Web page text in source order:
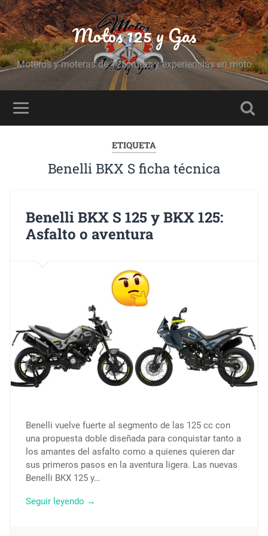
Motos 125 y Gas
Moteros y moteras de 125, rutas y experiencias en moto
ETIQUETA
Benelli BKX S ficha técnica
Benelli BKX S 125 y BKX 125:
Asfalto o aventura
Benelli vuelve fuerte al segmento de las 125 cc con
una propuesta doble diseñada para conquistar tanto a
los amantes del asfalto como a quienes quieren dar
sus primeros pasos en la aventura ligera. Las nuevas
Benelli BKX 125 y…
Seguir leyendo →